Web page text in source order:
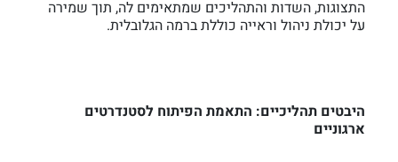
התצוגות, השדות והתהליכים שמתאימים לה, תוך שמירה
על יכולת ניהול וראייה כוללת ברמה הגלובלית.
היבטים תהליכיים: התאמת הפיתוח לסטנדרטים
ארגוניים